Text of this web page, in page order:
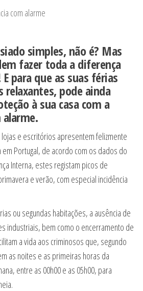
simples, não é? Mas
fazer toda a diferença
para que as suas férias
relaxantes, pode ainda
à sua casa com a
e escritórios apresentem felizmente
Portugal, de acordo com os dados do
Interna, estes registam picos de
e verão, com especial incidência
ou segundas habitações, a ausência de
industriais, bem como o encerramento de
a vida aos criminosos que, segundo
as noites e as primeiras horas da
entre as 00h00 e as 05h00, para